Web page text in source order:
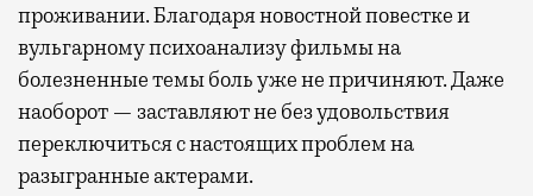
проживании. Благодаря новостной повестке и
вульгарному психоанализу фильмы на
болезненные темы боль уже не причиняют. Даже
наоборот — заставляют не без удовольствия
переключиться с настоящих проблем на
разыгранные актерами.